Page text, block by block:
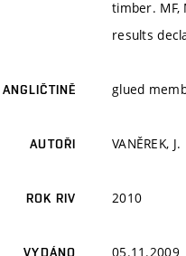
timber. MF,
results
glued
AUTOŘI VANĚREK, J.
ROK RIV 2010
VYDÁNO 05.11.2009